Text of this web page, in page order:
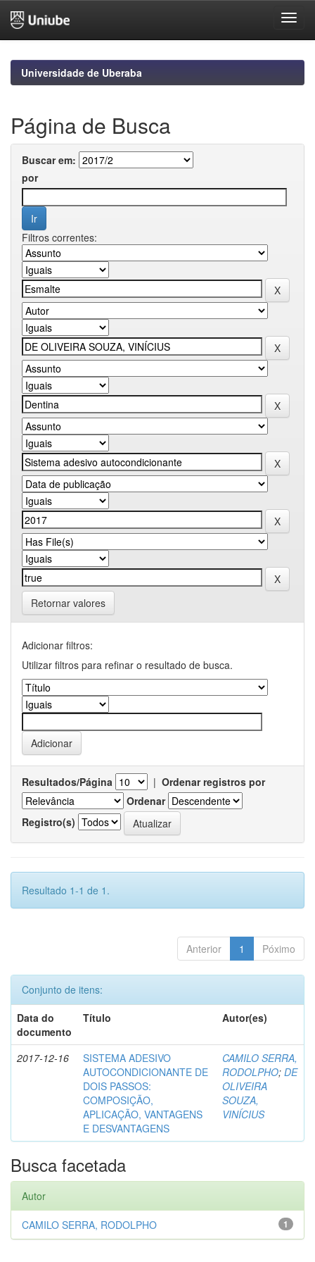
navigationUniversidade de Uberaba
Página de Busca
Buscar em:
por
Filtros correntes:
Retornar valores
Adicionar filtros:
Utilizar filtros para refinar o resultado de busca.
Resultados/Página | Ordenar registros por
Ordenar
Registro(s)
Resultado 1-1 de 1.
Anterior 1 Póximo
Conjunto de itens:
Data do
documento
Título Autor(es)
2017-12-16
SISTEMA ADESIVO
AUTOCONDICIONANTE DE
DOIS PASSOS:
COMPOSIÇÃO,
APLICAÇÃO, VANTAGENS
E DESVANTAGENS
CAMILO SERRA,
RODOLPHO; DE
OLIVEIRA
SOUZA,
VINÍCIUS
Busca facetada
Autor
1
CAMILO SERRA, RODOLPHO